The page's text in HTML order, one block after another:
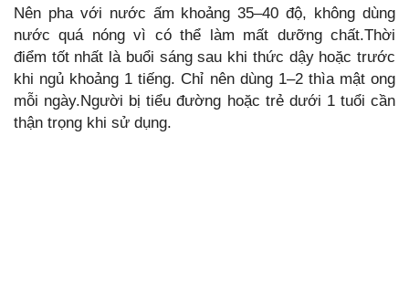
Nên pha với nước ấm khoảng 35–40 độ, không dùng
nước quá nóng vì có thể làm mất dưỡng chất.Thời
điểm tốt nhất là buổi sáng sau khi thức dậy hoặc trước
khi ngủ khoảng 1 tiếng. Chỉ nên dùng 1–2 thìa mật ong
mỗi ngày.Người bị tiểu đường hoặc trẻ dưới 1 tuổi cần
thận trọng khi sử dụng.